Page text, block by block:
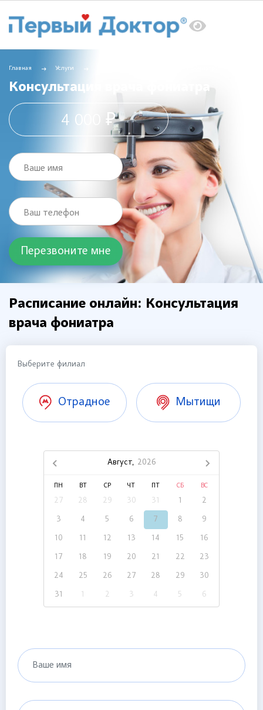
Главная Услуги
Консультация врача фониатра
4 000 ₽
Ваше имя
Ваш телефон
Расписание онлайн: Консультация
врача фониатра
Выберите филиал
Отрадное Мытищи
Август, 2026
ПН ВТ СР ЧТ СБ ВС
27 28 29 30 31 1 2
3 4 5 6 7 8 9
10 11 12 13 14 15 16
17 18 19 20 21 22 23
24 25 26 27 28 29 30
31 1 2 3 4 5 6
Ваше имя